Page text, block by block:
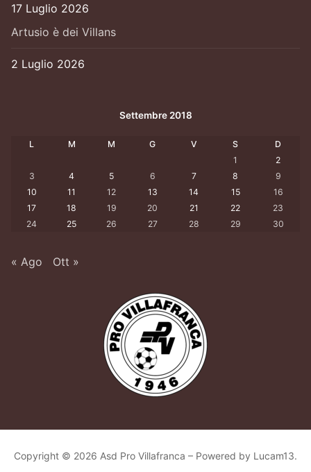
17 Luglio 2026
Artusio è dei Villans
2 Luglio 2026
Settembre 2018
L M M G V S
D
1
2
3
4 5 6 7 8
9
10
11 12 13 14 15
16
17
18 19 20 21 22
23
24
25 26 27 28 29 30
« Ago Ott »
Copyright © 2026 Asd Pro Villafranca – Powered by Lucam13.